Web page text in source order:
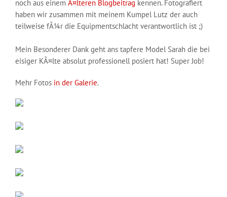
noch aus einem Ã¤lteren Blogbeitrag kennen. Fotografiert
haben wir zusammen mit meinem Kumpel Lutz der auch
teilweise fÃ¼r die Equipmentschlacht verantwortlich ist ;)
Mein Besonderer Dank geht ans tapfere Model Sarah die bei
eisiger KÃ¤lte absolut professionell posiert hat! Super Job!
Mehr Fotos in der Galerie.